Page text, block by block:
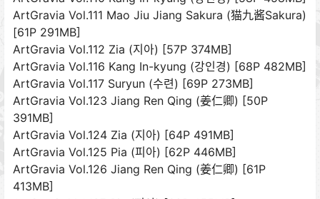
ArtGravia Vol.111 Mao Jiu Jiang Sakura (猫九酱Sakura)
[61P 291MB]
ArtGravia Vol.112 Zia (지아) [57P 374MB]
ArtGravia Vol.116 Kang In-kyung (강인경) [68P 482MB]
ArtGravia Vol.117 Suryun (수련) [69P 273MB]
ArtGravia Vol.123 Jiang Ren Qing (姜仁卿) [50P
391MB]
ArtGravia Vol.124 Zia (지아) [64P 491MB]
ArtGravia Vol.125 Pia (피아) [62P 446MB]
ArtGravia Vol.126 Jiang Ren Qing (姜仁卿) [61P
413MB]